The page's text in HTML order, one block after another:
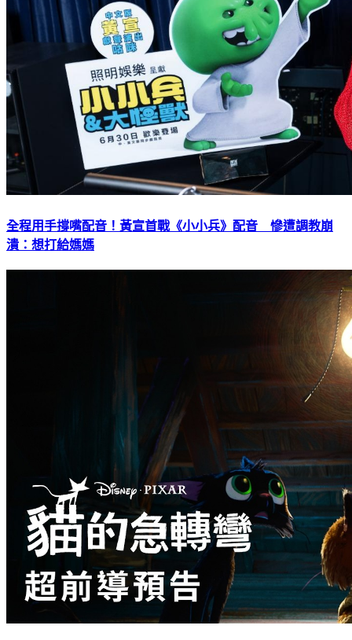
全程用手撐嘴配音！黃宣首戰《小小兵》配音 慘遭調教崩
潰：想打給媽媽